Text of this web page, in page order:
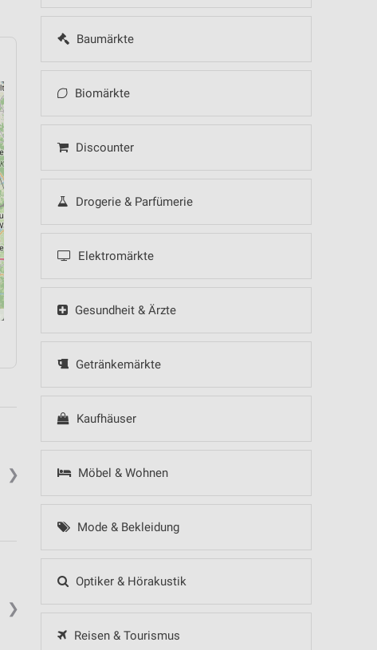
Baumärkte
Biomärkte
Discounter
Drogerie & Parfümerie
Elektromärkte
Gesundheit & Ärzte
Getränkemärkte
Kaufhäuser
Möbel & Wohnen
Mode & Bekleidung
Optiker & Hörakustik
Reisen & Tourismus
❯
❯